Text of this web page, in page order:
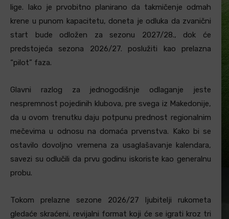
lige. Iako je prvobitno planirano da takmičenje odmah
krene u punom kapacitetu, doneta je odluka da zvanični
start bude odložen za sezonu 2027/28., dok će
predstojeća sezona 2026/27. poslužiti kao prelazna
“pilot” faza.
Glavni razlog za jednogodišnje odlaganje jeste
nespremnost pojedinih klubova, pre svega iz Makedonije,
da u ovom trenutku daju potpunu prednost regionalnim
mečevima u odnosu na domaća prvenstva. Kako bi se
ostavilo dovoljno vremena za usaglašavanje kalendara,
savezi su odlučili da prvu godinu iskoriste kao generalnu
probu.
Tokom prelazne sezone 2026/27 ljubitelji rukometa
gledaće skraćeni, revijalni format koji će se igrati kroz tri